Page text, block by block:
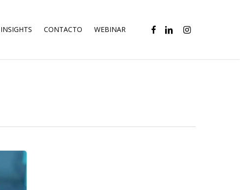
INSIGHTS CONTACTO WEBINAR FACEBOOKLINKEDININSTAGRAM